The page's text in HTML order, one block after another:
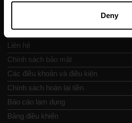
Deny
Nav nhanh chóng
Đánh giá
Liên hệ
Chính sách bảo mật
Các điều khoản và điều kiện
Chính sách hoàn lại tiền
Báo cáo lạm dụng
Bảng điều khiển